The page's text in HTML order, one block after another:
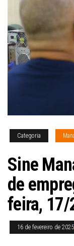
Categoria
Sine
de
feira, 17/
16 de fevereiro de 2025